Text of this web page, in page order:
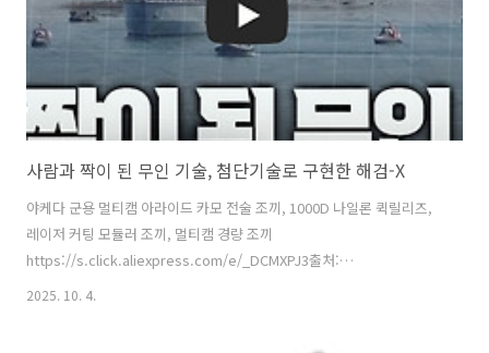
사람과 짝이 된 무인 기술, 첨단기술로 구현한 해검-X
야케다 군용 멀티캠 아라이드 카모 전술 조끼, 1000D 나일론 퀵릴리즈,
레이저 커팅 모듈러 조끼, 멀티캠 경량 조끼
https://s.click.aliexpress.com/e/_DCMXPJ3출처:
https://richcat.tistory.com/20005 [리치캣의 현재 그리고 미래:티스
2025. 10. 4.